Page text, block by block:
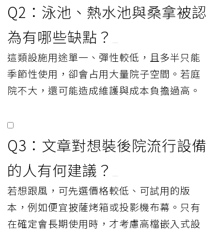
Q2：泳池、熱水池與桑拿被認
為有哪些缺點？
這類設施用途單一、彈性較低，且多半只能
季節性使用，卻會占用大量院子空間。若庭
院不大，還可能造成維護與成本負擔過高。
Q3：文章對想裝後院流行設備
的人有何建議？
若想跟風，可先選價格較低、可試用的版
本，例如便宜披薩烤箱或投影機布幕。只有
在確定會長期使用時，才考慮高檔嵌入式設